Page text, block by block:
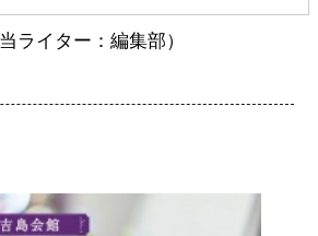
当ライター：編集部）